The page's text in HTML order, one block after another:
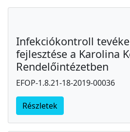
Infekciókontroll
fejlesztése a Karolina
Rendelőintézetben
EFOP-1.8.21-18-2019-00036
Részletek